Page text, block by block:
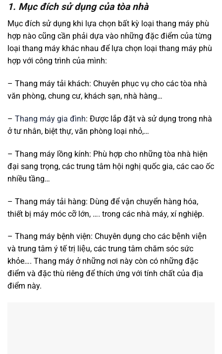
1. Mục đích sử dụng của tòa nhà
Mục đích sử dụng khi lựa chọn bất kỳ loại thang máy phù
hợp nào cũng cần phải dựa vào những đặc điểm của từng
loại thang máy khác nhau để lựa chọn loại thang máy phù
hợp với công trình của mình:
– Thang máy tải khách: Chuyên phục vụ cho các tòa nhà
văn phòng, chung cư, khách sạn, nhà hàng…
– Thang máy gia đình: Được lắp đặt và sử dụng trong nhà
ở tư nhân, biệt thự, văn phòng loại nhỏ,…
– Thang máy lồng kính: Phù hợp cho những tòa nhà hiện
đại sang trọng, các trung tâm hội nghị quốc gia, các cao ốc
nhiều tầng…
– Thang máy tải hàng: Dùng để vận chuyển hàng hóa,
thiết bị máy móc cỡ lớn, …. trong các nhà máy, xí nghiệp.
– Thang máy bệnh viện: Chuyên dụng cho các bệnh viện
và trung tâm ý tế trị liệu, các trung tâm chăm sóc sức
khỏe…. Thang máy ở những nơi này còn có những đặc
điểm và đặc thù riêng để thích ứng với tính chất của địa
điểm này.